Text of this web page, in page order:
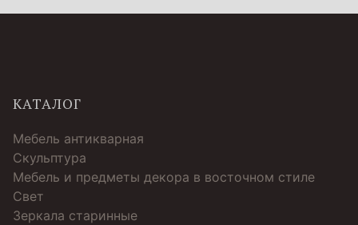
КАТАЛОГ
Мебель антикварная
Скульптура
Мебель и предметы декора в восточном стиле
Свет
Зеркала старинные